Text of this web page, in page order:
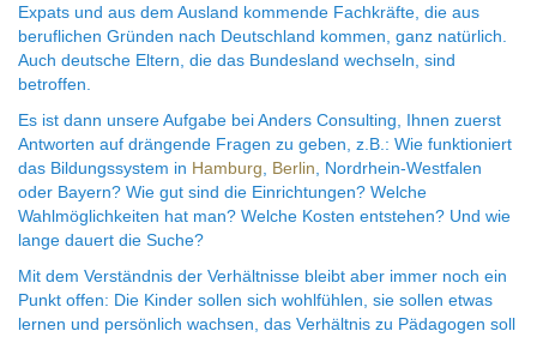
Expats und aus dem Ausland kommende Fachkräfte, die aus
beruflichen Gründen nach Deutschland kommen, ganz natürlich.
Auch deutsche Eltern, die das Bundesland wechseln, sind
betroffen.
Es ist dann unsere Aufgabe bei Anders Consulting, Ihnen zuerst
Antworten auf drängende Fragen zu geben, z.B.: Wie funktioniert
das Bildungssystem in Hamburg Berlin , Nordrhein-Westfalen
oder Bayern? Wie gut sind die Einrichtungen? Welche
Wahlmöglichkeiten hat man? Welche Kosten entstehen? Und wie
lange dauert die Suche?
Mit dem Verständnis der Verhältnisse bleibt aber immer noch ein
Punkt offen: Die Kinder sollen sich wohlfühlen, sie sollen etwas
lernen und persönlich wachsen, das Verhältnis zu Pädagogen soll